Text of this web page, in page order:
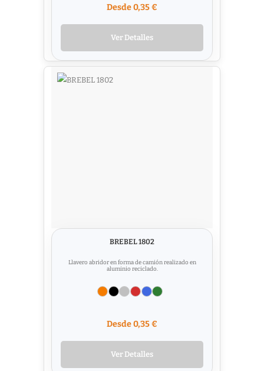
Desde 0,35 €
Ver Detalles
BREBEL 1802
Llavero abridor en forma de camión realizado en
aluminio reciclado.
Desde 0,35 €
Ver Detalles